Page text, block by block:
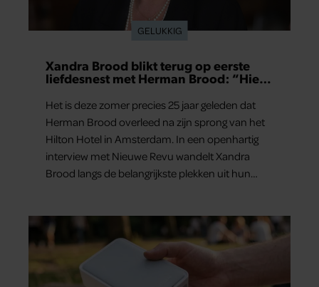
GELUKKIG
Xandra Brood blikt terug op eerste
liefdesnest met Herman Brood: “Hier
Het is deze zomer precies 25 jaar geleden dat
Herman Brood overleed na zijn sprong van het
Hilton Hotel in Amsterdam. In een openhartig
interview met Nieuwe Revu wandelt Xandra
Brood langs de belangrijkste plekken uit hun
aan herinneringen op. Daar begon hun leven
samen en werd dochter Lola geboren.